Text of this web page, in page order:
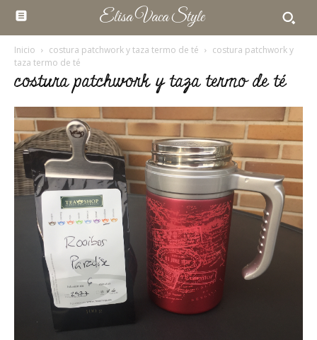
Elisa Vaca Style
Inicio costura patchwork y taza termo de té
costura patchwork y
taza termo de té
costura patchwork y taza termo de té